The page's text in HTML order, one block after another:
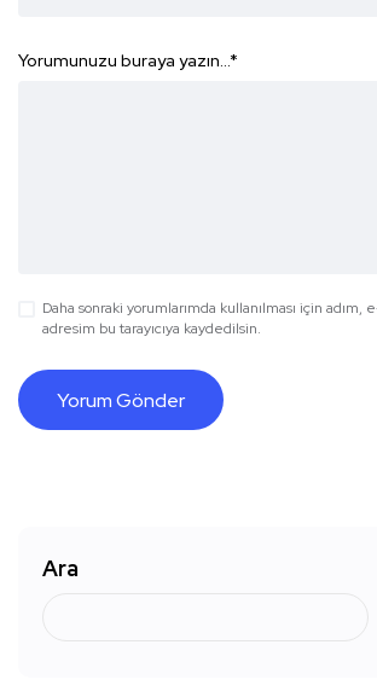
Yorumunuzu buraya yazın...*
Daha sonraki yorumlarımda kullanılması için
adresim bu tarayıcıya kaydedilsin.
Ara